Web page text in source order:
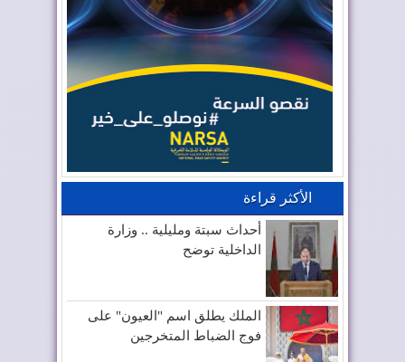
الأكثر قراءة
أحداث سبتة ومليلية .. وزارة
الداخلية توضح
الملك يطلق اسم "العيون" على
فوج الضباط المتخرجين